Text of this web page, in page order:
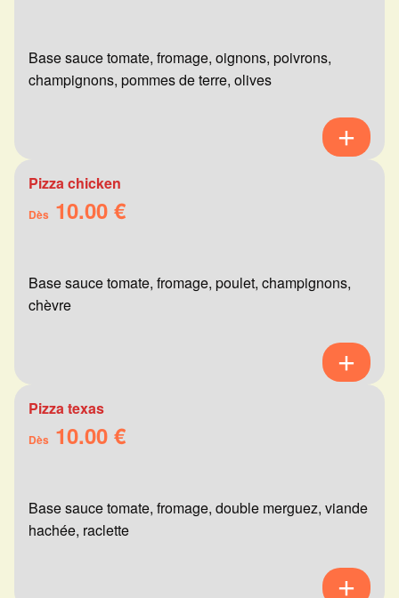
Base sauce tomate, fromage, oignons, poivrons,
champignons, pommes de terre, olives
Pizza chicken
Dès 10.00 €
Base sauce tomate, fromage, poulet, champignons,
chèvre
Pizza texas
Dès 10.00 €
Base sauce tomate, fromage, double merguez, viande
hachée, raclette